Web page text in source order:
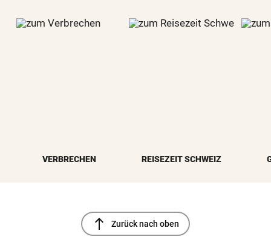
VERBRECHEN REISEZEIT SCHWEIZ
north Zurück nach oben